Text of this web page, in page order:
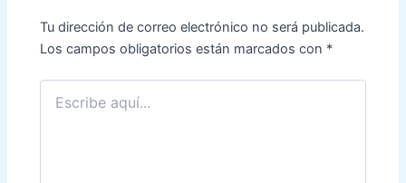
Tu dirección de correo electrónico no será publicada.
Los campos obligatorios están marcados con *
Escribe
aquí...